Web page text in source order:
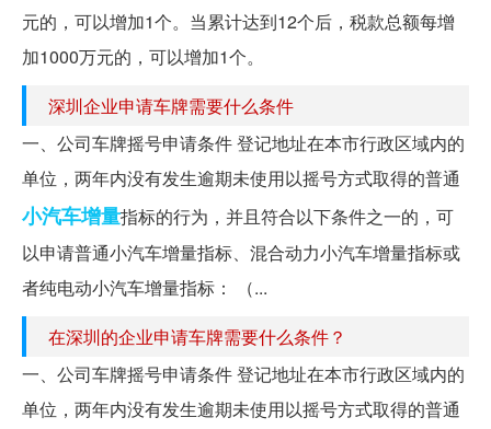
元的，可以增加1个。当累计达到12个后，税款总额每增
加1000万元的，可以增加1个。
深圳企业申请车牌需要什么条件
一、公司车牌摇号申请条件 登记地址在本市行政区域内的
单位，两年内没有发生逾期未使用以摇号方式取得的普通
小汽车增量指标的行为，并且符合以下条件之一的，可
以申请普通小汽车增量指标、混合动力小汽车增量指标或
者纯电动小汽车增量指标： （...
在深圳的企业申请车牌需要什么条件？
一、公司车牌摇号申请条件 登记地址在本市行政区域内的
单位，两年内没有发生逾期未使用以摇号方式取得的普通